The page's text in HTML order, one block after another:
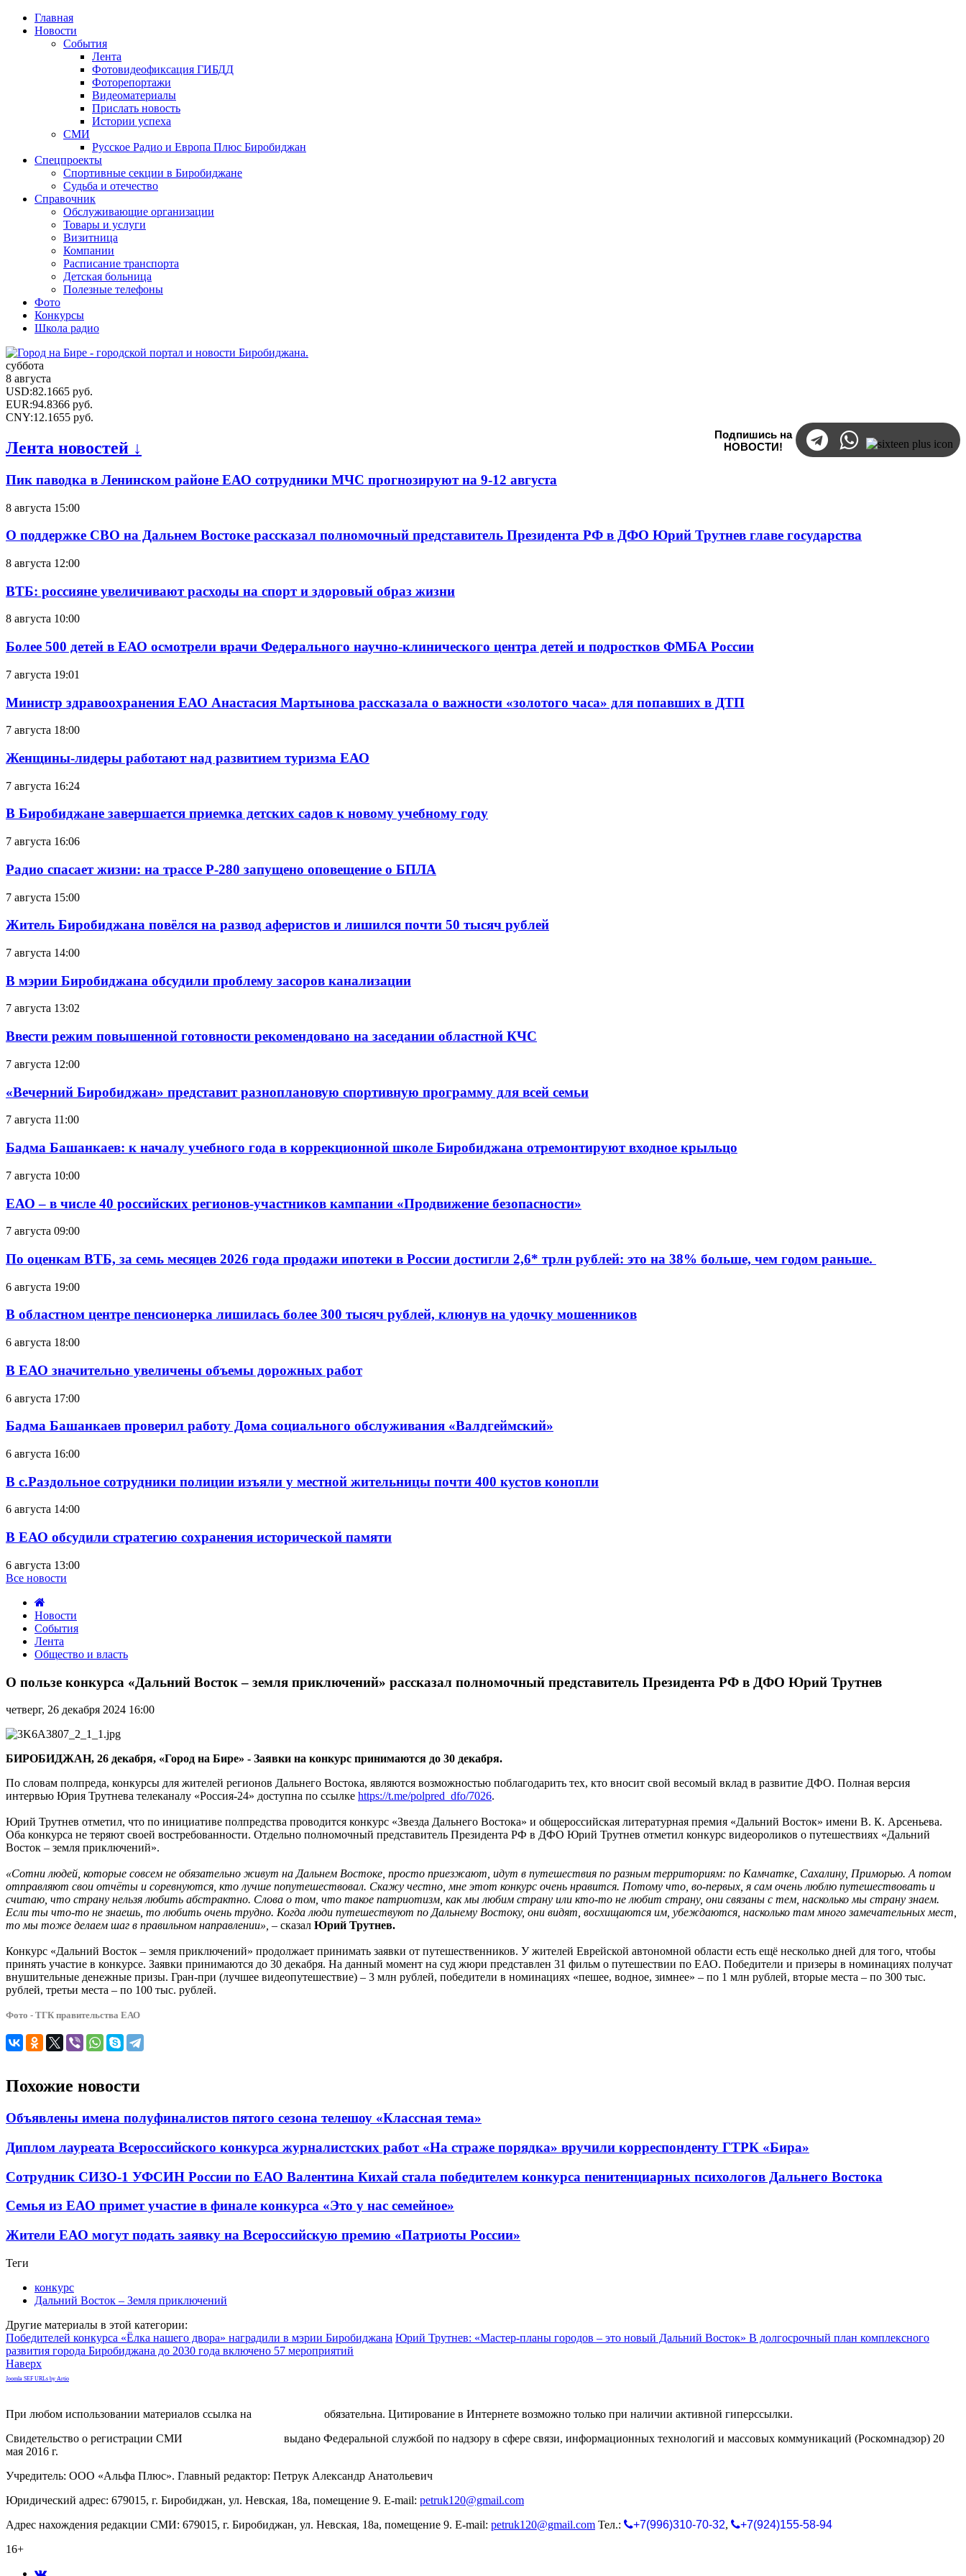
Главная
Новости
События
Лента
Фотовидеофиксация ГИБДД
Фоторепортажи
Видеоматериалы
Прислать новость
Истории успеха
СМИ
Русское Радио и Европа Плюс Биробиджан
Спецпроекты
Спортивные секции в Биробиджане
Судьба и отечество
Справочник
Обслуживающие организации
Товары и услуги
Визитница
Компании
Расписание транспорта
Детская больница
Полезные телефоны
Фото
Конкурсы
Школа радио
суббота
8 августа
USD:82.1665 руб.
EUR:94.8366 руб.
CNY:12.1655 руб.
Подпишись на
НОВОСТИ!
Лента новостей ↓
Пик паводка в Ленинском районе ЕАО сотрудники МЧС прогнозируют на 9-12 августа
8 августа 15:00
О поддержке СВО на Дальнем Востоке рассказал полномочный представитель Президента РФ в ДФО Юрий Трутнев главе государства
8 августа 12:00
ВТБ: россияне увеличивают расходы на спорт и здоровый образ жизни
8 августа 10:00
Более 500 детей в ЕАО осмотрели врачи Федерального научно-клинического центра детей и подростков ФМБА России
7 августа 19:01
Министр здравоохранения ЕАО Анастасия Мартынова рассказала о важности «золотого часа» для попавших в ДТП
7 августа 18:00
Женщины-лидеры работают над развитием туризма ЕАО
7 августа 16:24
В Биробиджане завершается приемка детских садов к новому учебному году
7 августа 16:06
Радио спасает жизни: на трассе Р-280 запущено оповещение о БПЛА
7 августа 15:00
Житель Биробиджана повёлся на развод аферистов и лишился почти 50 тысяч рублей
7 августа 14:00
В мэрии Биробиджана обсудили проблему засоров канализации
7 августа 13:02
Ввести режим повышенной готовности рекомендовано на заседании областной КЧС
7 августа 12:00
«Вечерний Биробиджан» представит разноплановую спортивную программу для всей семьи
7 августа 11:00
Бадма Башанкаев: к началу учебного года в коррекционной школе Биробиджана отремонтируют входное крыльцо
7 августа 10:00
ЕАО – в числе 40 российских регионов-участников кампании «Продвижение безопасности»
7 августа 09:00
По оценкам ВТБ, за семь месяцев 2026 года продажи ипотеки в России достигли 2,6* трлн рублей: это на 38% больше, чем годом раньше.
6 августа 19:00
В областном центре пенсионерка лишилась более 300 тысяч рублей, клюнув на удочку мошенников
6 августа 18:00
В ЕАО значительно увеличены объемы дорожных работ
6 августа 17:00
Бадма Башанкаев проверил работу Дома социального обслуживания «Валдгеймский»
6 августа 16:00
В с.Раздольное сотрудники полиции изъяли у местной жительницы почти 400 кустов конопли
6 августа 14:00
В ЕАО обсудили стратегию сохранения исторической памяти
6 августа 13:00
Все новости
Новости
События
Лента
Общество и власть
пользе
«Дальний
Восток
–
приключений»
полномочный
представитель
РФ
в
ДФО
Трутнев
О пользе конкурса «Дальний Восток – земля приключений» рассказал полномочный представитель Президента РФ в ДФО Юрий Трутнев
четверг, 26 декабря 2024 16:00
БИРОБИДЖАН, 26 декабря, «Город на Бире» - Заявки на конкурс принимаются до 30 декабря.
По словам полпреда, конкурсы для жителей регионов Дальнего Востока, являются возможностью поблагодарить тех, кто вносит свой весомый вклад в развитие ДФО. Полная версия
интервью Юрия Трутнева телеканалу «Россия-24» доступна по ссылке https://t.me/polpred_dfo/7026.
Юрий Трутнев отметил, что по инициативе полпредства проводится конкурс «Звезда Дальнего Востока» и общероссийская литературная премия «Дальний Восток» имени В. К. Арсеньева.
Оба конкурса не теряют своей востребованности. Отдельно полномочный представитель Президента РФ в ДФО Юрий Трутнев отметил конкурс видеороликов о путешествиях «Дальний
Восток – земля приключений».
«Сотни людей, которые совсем не обязательно живут на Дальнем Востоке, просто приезжают, идут в путешествия по разным территориям: по Камчатке, Сахалину, Приморью. А потом
отправляют свои отчёты и соревнуются, кто лучше попутешествовал. Скажу честно, мне этот конкурс очень нравится. Потому что, во-первых, я сам очень люблю путешествовать и
считаю, что страну нельзя любить абстрактно. Слова о том, что такое патриотизм, как мы любим страну или кто-то не любит страну, они связаны с тем, насколько мы страну знаем.
Если ты что-то не знаешь, то любить очень трудно. Когда люди путешествуют по Дальнему Востоку, они видят, восхищаются им, убеждаются, насколько там много замечательных мест,
то мы тоже делаем шаг в правильном направлении», – сказал Юрий Трутнев.
Конкурс «Дальний Восток – земля приключений» продолжает принимать заявки от путешественников. У жителей Еврейской автономной области есть ещё несколько дней для того, чтобы
принять участие в конкурсе. Заявки принимаются до 30 декабря. На данный момент на суд жюри представлен 31 фильм о путешествии по ЕАО. Победители и призеры в номинациях получат
внушительные денежные призы. Гран-при (лучшее видеопутешествие) – 3 млн рублей, победители в номинациях «пешее, водное, зимнее» – по 1 млн рублей, вторые места – по 300 тыс.
рублей, третьи места – по 100 тыс. рублей.
Фото - ТГК правительства ЕАО
Похожие новости
Объявлены имена полуфиналистов пятого сезона телешоу «Классная тема»
Диплом лауреата Всероссийского конкурса журналистских работ «На страже порядка» вручили корреспонденту ГТРК «Бира»
Сотрудник СИЗО-1 УФСИН России по ЕАО Валентина Кихай стала победителем конкурса пенитенциарных психологов Дальнего Востока
Семья из ЕАО примет участие в финале конкурса «Это у нас семейное»
Жители ЕАО могут подать заявку на Всероссийскую премию «Патриоты России»
Теги
конкурс
Дальний Восток – Земля приключений
Другие материалы в этой категории:
Победителей конкурса «Ёлка нашего двора» наградили в мэрии Биробиджана Юрий Трутнев: «Мастер-планы городов – это новый Дальний Восток» В долгосрочный план комплексного
развития города Биробиджана до 2030 года включено 57 мероприятий
Наверх
Joomla SEF URLs by Artio
При любом использовании материалов ссылка на
обязательна. Цитирование в Интернете возможно только при наличии активной гиперссылки.
Свидетельство о регистрации СМИ
выдано Федеральной службой по надзору в сфере связи, информационных технологий и массовых коммуникаций (Роскомнадзор) 20
мая 2016 г.
Учредитель: ООО «Альфа Плюс». Главный редактор: Петрук Александр Анатольевич
Юридический адрес: 679015, г. Биробиджан, ул. Невская, 18а, помещение 9. E-mail: petruk120@gmail.com
Адрес нахождения редакции СМИ: 679015, г. Биробиджан, ул. Невская, 18а, помещение 9. E-mail: petruk120@gmail.com Тел.: +7(996)310-70-32,
+7(924)155-58-94
16+